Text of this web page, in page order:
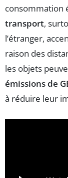
consommation
transport,
l’étranger,
raison des
les objets
émissions de
à réduire leur